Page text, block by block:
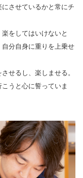
させているかと常にチ
をしてはいけないと
分自身に重りを上乗せ
せるし、楽しませる。
うと心に誓っていま